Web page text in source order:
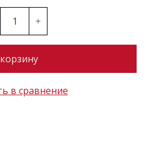
в сравнение